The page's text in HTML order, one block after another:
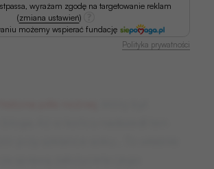
wyrażam zgodę na targetowanie reklam
(zmiana ustawień)
możemy wspierać fundację
Polityka prywatności